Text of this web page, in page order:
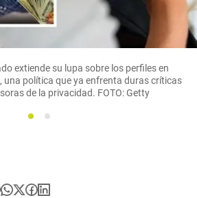
extiende su lupa sobre los perfiles en
una política que ya enfrenta duras críticas
de la privacidad. FOTO: Getty
1
2